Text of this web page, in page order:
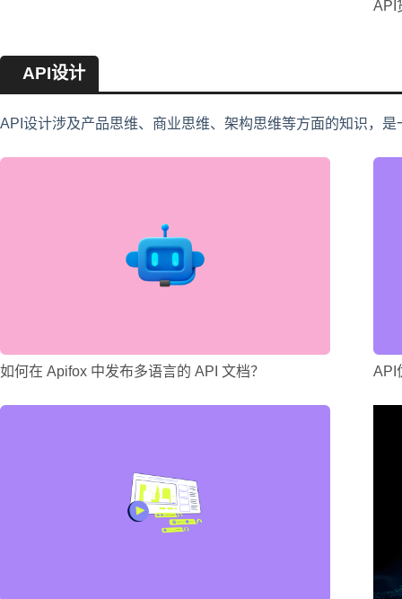
API
API设计
API设计涉及产品思维、商业思维、架构思维等方面的知识，是
如何在 Apifox 中发布多语言的 API 文档？ API